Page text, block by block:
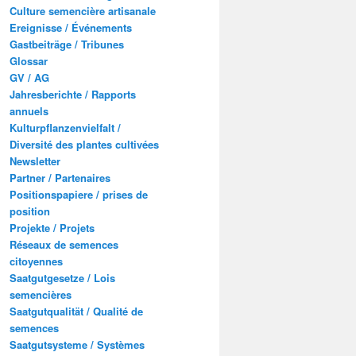
Culture semencière artisanale
Ereignisse / Événements
Gastbeiträge / Tribunes
Glossar
GV / AG
Jahresberichte / Rapports
annuels
Kulturpflanzenvielfalt /
Diversité des plantes cultivées
Newsletter
Partner / Partenaires
Positionspapiere / prises de
position
Projekte / Projets
Réseaux de semences
citoyennes
Saatgutgesetze / Lois
semencières
Saatgutqualität / Qualité de
semences
Saatgutsysteme / Systèmes